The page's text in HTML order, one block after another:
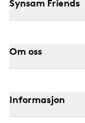
Synsam Friends
Om oss
Informasjon